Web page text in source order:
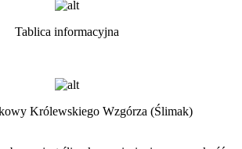
Tablica informacyjna
Królewskiego Wzgórza (Ślimak)